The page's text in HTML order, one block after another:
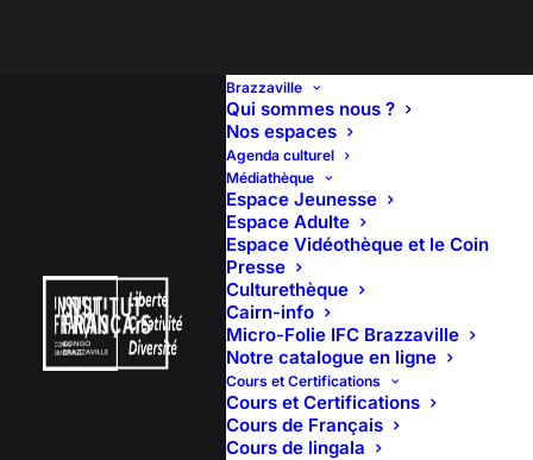
Brazzaville
Qui sommes nous ?
Nos espaces
Agenda culturel
Médiathèque
Espace Jeunesse
Espace Adulte
Espace Vidéothèque et le Coin
Presse
Culturethèque
Cairn-info
Micro-Folie IFC Brazzaville
Notre catalogue en ligne
Cours et Certifications
Cours et Certifications
Cours de Français
Cours de lingala
CINEMA – QU’EST-CE
QU’ON A FAIT AU
BON DIEU
(HOMMAGE A
PASCAL NZONZI)